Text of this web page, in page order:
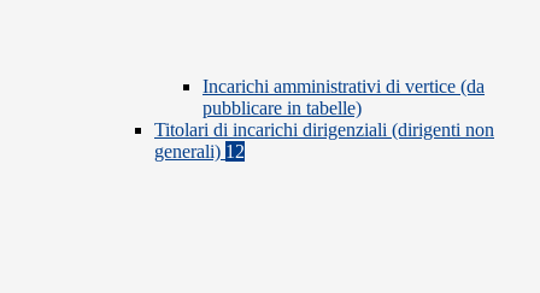
Incarichi amministrativi di vertice (da
pubblicare in tabelle)
Titolari di incarichi dirigenziali (dirigenti non
generali) 12